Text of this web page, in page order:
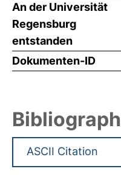
An der Universität
Regensburg
entstanden
Dokumenten-ID